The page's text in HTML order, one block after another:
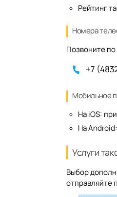
Рейтинг
Номера
Позвоните
+7
Мобильное
На iOS:
На Android:
Услуги
Выбор
отправляйте